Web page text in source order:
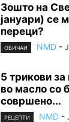
Зошто на
јануари) се
переци?
ОБИЧАИ NMD -
5 трикови
во масло со
совршено...
РЕЦЕПТИ NMD -